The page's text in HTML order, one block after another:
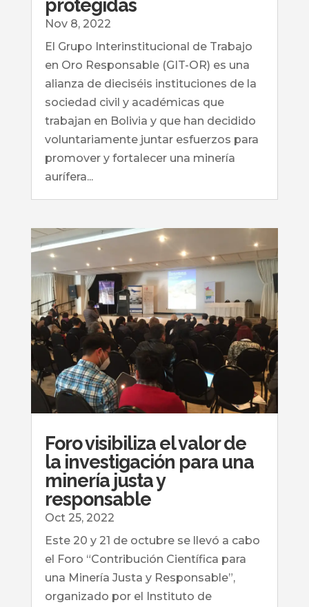
protegidas
Nov 8, 2022
El Grupo Interinstitucional de Trabajo
en Oro Responsable (GIT-OR) es una
alianza de dieciséis instituciones de la
sociedad civil y académicas que
trabajan en Bolivia y que han decidido
voluntariamente juntar esfuerzos para
promover y fortalecer una minería
aurífera...
Foro visibiliza el valor de
la investigación para una
minería justa y
responsable
Oct 25, 2022
Este 20 y 21 de octubre se llevó a cabo
el Foro “Contribución Científica para
una Minería Justa y Responsable”,
organizado por el Instituto de